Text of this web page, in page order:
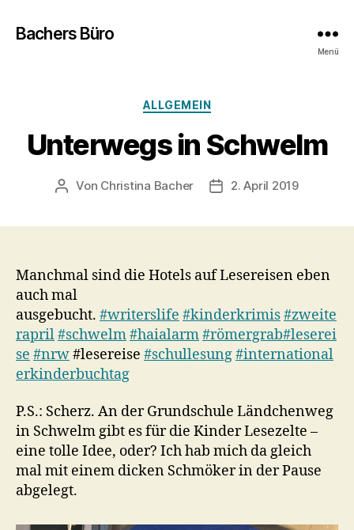
Bachers Büro
Menü
Kategorien
ALLGEMEIN
Unterwegs in Schwelm
Beitragsautor
Von Christina Bacher Veröffentlichungsdatum
2. April 2019
Manchmal sind die Hotels auf Lesereisen eben
auch mal
ausgebucht. #writerslife #kinderkrimis#zweite
rapril#schwelm#haialarm#römergrab#leserei
se #nrw#lesereise #schullesung#international
erkinderbuchtag
P.S.: Scherz. An der Grundschule Ländchenweg
in Schwelm gibt es für die Kinder Lesezelte –
eine tolle Idee, oder? Ich hab mich da gleich
mal mit einem dicken Schmöker in der Pause
abgelegt.